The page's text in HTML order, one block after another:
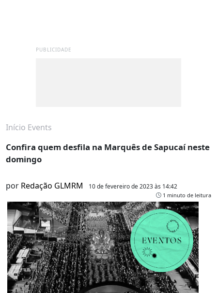
PUBLICIDADE
Início Events
Confira quem desfila na Marquês de Sapucaí neste
domingo
por Redação GLMRM 10 de fevereiro de 2023 às 14:42
1 minuto de leitura